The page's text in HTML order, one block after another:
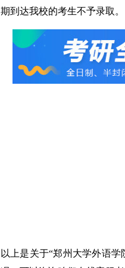
期到达我校的考生不予录取。
以上是关于“郑州大学外语